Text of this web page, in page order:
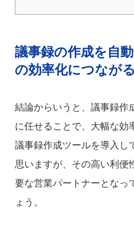
議事録の作成を自
の効率化につながる
結論からいうと、議事録作
に任せることで、大幅な効
議事録作成ツールを導入し
思いますが、その高い利便
要な営業パートナーとなっ
ょう。